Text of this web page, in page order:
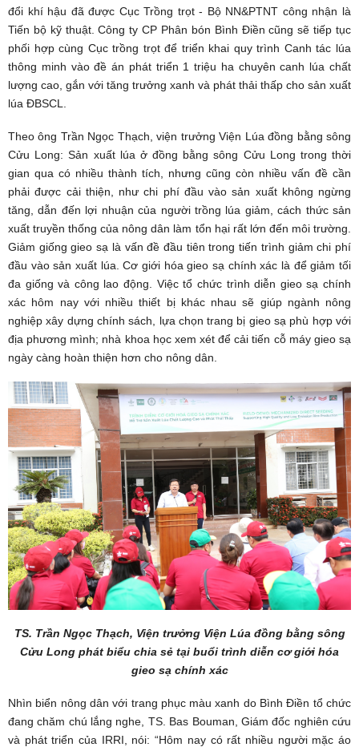
đổi khí hậu đã được Cục Trồng trọt - Bộ NN&PTNT công nhận là
Tiến bộ kỹ thuật. Công ty CP Phân bón Bình Điền cũng sẽ tiếp tục
phối hợp cùng Cục trồng trọt để triển khai quy trình Canh tác lúa
thông minh vào đề án phát triển 1 triệu ha chuyên canh lúa chất
lượng cao, gắn với tăng trưởng xanh và phát thải thấp cho sản xuất
lúa ĐBSCL.
Theo ông Trần Ngọc Thạch, viện trưởng Viện Lúa đồng bằng sông
Cửu Long: Sản xuất lúa ở đồng bằng sông Cửu Long trong thời
gian qua có nhiều thành tích, nhưng cũng còn nhiều vấn đề cần
phải được cải thiện, như chi phí đầu vào sản xuất không ngừng
tăng, dẫn đến lợi nhuận của người trồng lúa giảm, cách thức sản
xuất truyền thống của nông dân làm tổn hại rất lớn đến môi trường.
Giảm giống gieo sạ là vấn đề đầu tiên trong tiến trình giảm chi phí
đầu vào sản xuất lúa. Cơ giới hóa gieo sạ chính xác là để giảm tối
đa giống và công lao động. Việc tổ chức trình diễn gieo sạ chính
xác hôm nay với nhiều thiết bị khác nhau sẽ giúp ngành nông
nghiệp xây dựng chính sách, lựa chọn trang bị gieo sạ phù hợp với
địa phương mình; nhà khoa học xem xét để cải tiến cỗ máy gieo sạ
ngày càng hoàn thiện hơn cho nông dân.
TS. Trần Ngọc Thạch, Viện trưởng Viện Lúa đồng bằng sông
Cửu Long phát biểu chia sẻ tại buổi trình diễn cơ giới hóa
gieo sạ chính xác
Nhìn biển nông dân với trang phục màu xanh do Bình Điền tổ chức
đang chăm chú lắng nghe, TS. Bas Bouman, Giám đốc nghiên cứu
và phát triển của IRRI, nói: “Hôm nay có rất nhiều người mặc áo